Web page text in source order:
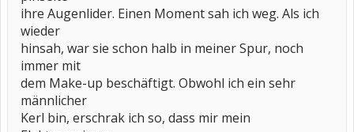
ihre Augenlider. Einen Moment sah ich weg. Als ich
wieder
hinsah, war sie schon halb in meiner Spur, noch
immer mit
dem Make-up beschäftigt. Obwohl ich ein sehr
männlicher
Kerl bin, erschrak ich so, dass mir mein